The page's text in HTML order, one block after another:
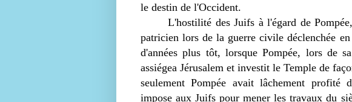
le destin de l'Occident.
L'hostilité des Juifs à l'égard de
patricien lors de la guerre civile déclenchée
d'années plus tôt, lorsque Pompée, lors de
assiégea Jérusalem et investit le Temple de
seulement Pompée avait lâchement profité
impose aux Juifs pour mener les travaux du